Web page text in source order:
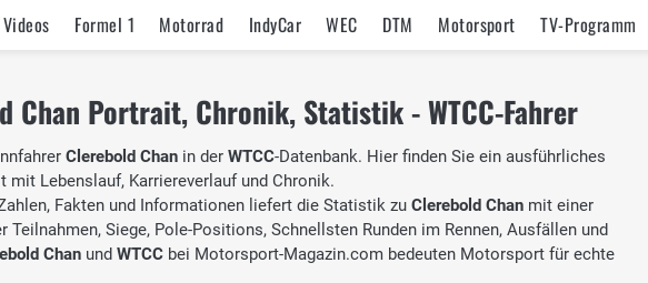
Videos Formel 1 Motorrad IndyCar WEC DTM Motorsport TV-Programm
Chan Portrait, Chronik, Statistik - WTCC-Fahrer
Clerebold Chan in der WTCC-Datenbank. Hier finden Sie ein ausführliches
mit Lebenslauf, Karriereverlauf und Chronik.
Fakten und Informationen liefert die Statistik zu Clerebold Chan mit einer
Teilnahmen, Siege, Pole-Positions, Schnellsten Runden im Rennen, Ausfällen und
Chan und WTCC bei Motorsport-Magazin.com bedeuten Motorsport für echte